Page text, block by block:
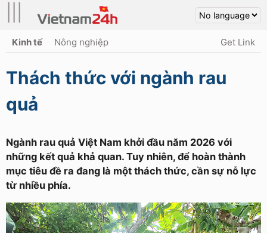
Kinh tế Nông nghiệp Get Link
Thách thức với ngành rau
quả
Ngành rau quả Việt Nam khởi đầu năm 2026 với
những kết quả khả quan. Tuy nhiên, để hoàn thành
mục tiêu đề ra đang là một thách thức, cần sự nỗ lực
từ nhiều phía.